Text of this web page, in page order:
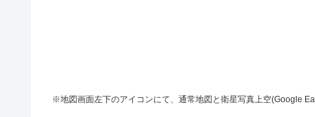
※地図画面左下のアイコンにて、通常地図と衛星写真上空(Google